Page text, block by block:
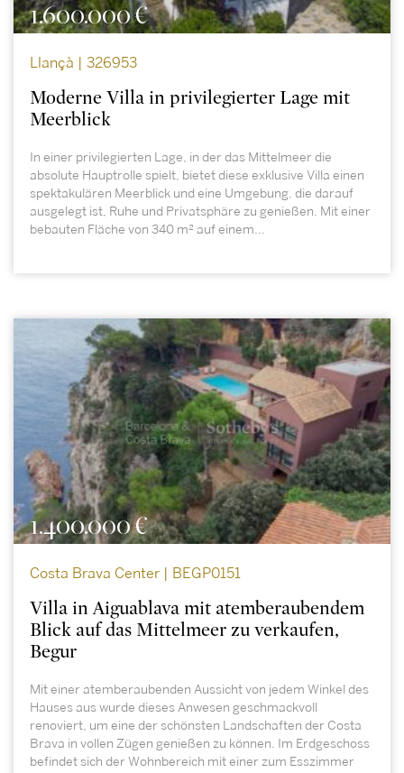
1.600.000 €
Llançà | 326953
Moderne Villa in privilegierter Lage mit
Meerblick
In einer privilegierten Lage, in der das Mittelmeer die
absolute Hauptrolle spielt, bietet diese exklusive Villa einen
spektakulären Meerblick und eine Umgebung, die darauf
ausgelegt ist, Ruhe und Privatsphäre zu genießen. Mit einer
bebauten Fläche von 340 m² auf einem...
1.400.000 €
Costa Brava Center | BEGP0151
Villa in Aiguablava mit atemberaubendem
Blick auf das Mittelmeer zu verkaufen,
Begur
Mit einer atemberaubenden Aussicht von jedem Winkel des
Hauses aus wurde dieses Anwesen geschmackvoll
renoviert, um eine der schönsten Landschaften der Costa
Brava in vollen Zügen genießen zu können. Im Erdgeschoss
befindet sich der Wohnbereich mit einer zum Esszimmer